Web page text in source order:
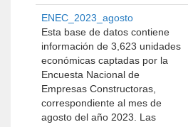
ENEC_2023_agosto
Esta base de datos contiene
información de 3,623 unidades
económicas captadas por la
Encuesta Nacional de
Empresas Constructoras,
correspondiente al mes de
agosto del año 2023. Las